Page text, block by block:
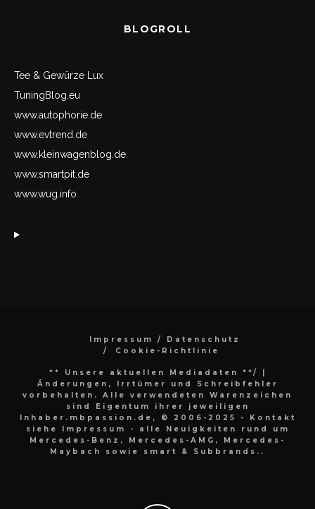
BLOGROLL
Tee & Gewürze Lux
TuningBlog.eu
www.autophorie.de
www.evtrend.de
www.kleinwagenblog.de
www.smartpit.de
www.wug.info
Impressum / Datenschutz
Cookie-Richtlinie
** Unsere aktuellen Mediadaten **/
|
Änderungen, Irrtümer und Schreibfehler
vorbehalten. Alle verwendeten Warenzeichen
sind Eigentum ihrer jeweiligen
Inhaber.mbpassion.de, © 2006-2025 - Kontakt
siehe Impressum - alle Neuigkeiten rund um
Mercedes-Benz, Mercedes-AMG, Mercedes-
Maybach sowie smart & Subbrands..